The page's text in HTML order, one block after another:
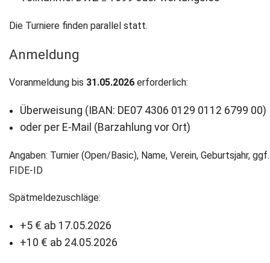
Die Turniere finden parallel statt.
Anmeldung
Voranmeldung bis 31.05.2026 erforderlich:
Überweisung (IBAN: DE07 4306 0129 0112 6799 00)
oder per E-Mail (Barzahlung vor Ort)
Angaben: Turnier (Open/Basic), Name, Verein, Geburtsjahr, ggf.
FIDE-ID
Spätmeldezuschläge:
+5 € ab 17.05.2026
+10 € ab 24.05.2026